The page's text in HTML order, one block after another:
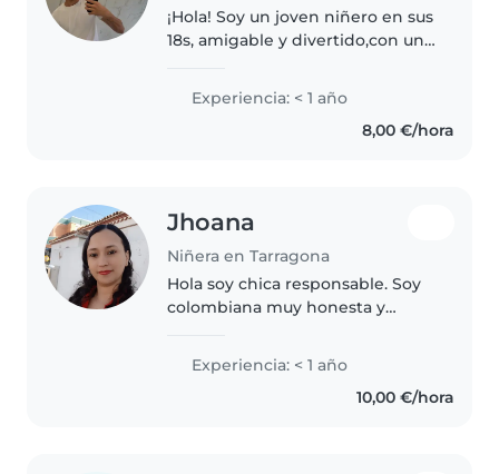
¡Hola! Soy un joven niñero en sus
18s, amigable y divertido,con un
trabajar con niños pequeños.
Tengo habilidades en dibujo,
Experiencia: < 1 año
8,00 €/hora
Jhoana
Niñera en Tarragona
Hola soy chica responsable. Soy
colombiana muy honesta y
Experiencia: < 1 año
10,00 €/hora